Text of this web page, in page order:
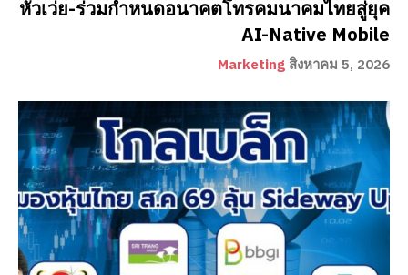
หัวเว่ย-ร่วมกำหนดอนาคตโทรคมนาคมไทยสู่ยุค
AI-Native Mobile
Marketing สิงหาคม 5, 2026